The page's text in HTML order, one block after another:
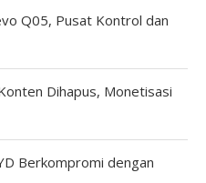
Q05, Pusat Kontrol dan
Dihapus, Monetisasi
Berkompromi dengan